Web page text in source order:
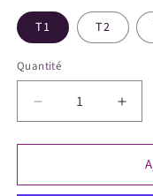
T1 T2
Quantité
Quantité
Réduire
la
quantité
TANGO
la